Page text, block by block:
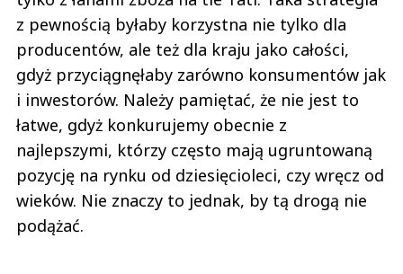
z pewnością byłaby korzystna nie tylko dla
producentów, ale też dla kraju jako całości,
gdyż przyciągnęłaby zarówno konsumentów jak
i inwestorów. Należy pamiętać, że nie jest to
łatwe, gdyż konkurujemy obecnie z
najlepszymi, którzy często mają ugruntowaną
pozycję na rynku od dziesięcioleci, czy wręcz od
wieków. Nie znaczy to jednak, by tą drogą nie
podążać.